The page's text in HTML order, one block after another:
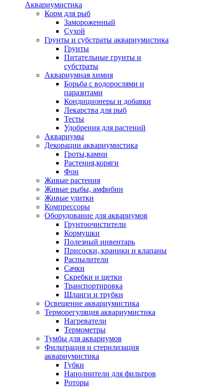
Аквариумистика
Корм для рыб
Замороженный
Сухой
Грунты и субстраты аквариумистика
Грунты
Питательные грунты и
субстраты
Аквариумная химия
Борьба с водорослями и
паразитами
Кондиционеры и добавки
Лекарства для рыб
Тесты
Удобрения для растений
Аквариумы
Декорации аквариумистика
Гроты,камни
Растения,коряги
Фон
Живые растения
Живые рыбы, амфибии
Живые улитки
Компрессоры
Оборудование для аквариумов
Грунтоочистители
Кормушки
Полезный инвентарь
Присоски, краники и клапаны
Распылители
Сачки
Скребки и щетки
Транспортировка
Шланги и трубки
Освещение аквариумистика
Терморегуляция аквариумистика
Нагреватели
Термометры
Тумбы для аквариумов
Фильтрация и стерилизация
аквариумистика
Губки
Наполнители для фильтров
Роторы